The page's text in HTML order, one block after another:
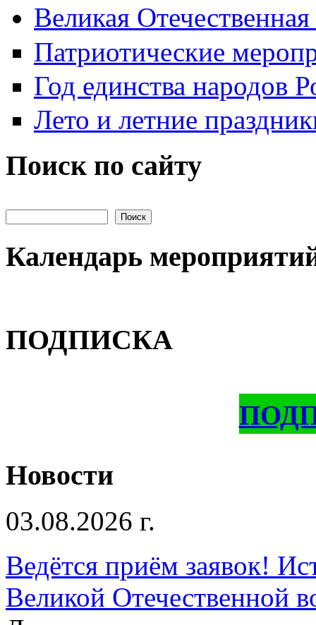
Великая
Патриотические
Год единства народов
Лето и летние
Поиск по сайту
Календарь
ПОДПИСКА
Новости
03.08.2026 г.
Ведётся приём заявок!
Великой Отечественной